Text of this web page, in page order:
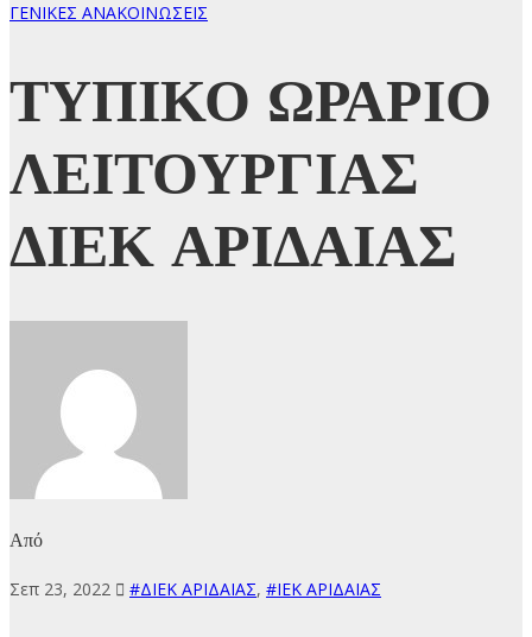
ΓΕΝΙΚΕΣ ΑΝΑΚΟΙΝΩΣΕΙΣ
ΤΥΠΙΚΟ ΩΡΑΡΙΟ
ΛΕΙΤΟΥΡΓΙΑΣ
ΔΙΕΚ ΑΡΙΔΑΙΑΣ
Από
Σεπ 23, 2022 #ΔΙΕΚ ΑΡΙΔΑΙΑΣ, #ΙΕΚ ΑΡΙΔΑΙΑΣ